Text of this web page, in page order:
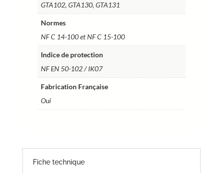
GTA102, GTA130, GTA131
Normes
NF C 14-100 et NF C 15-100
Indice de protection
NF EN 50-102 / IK07
Fabrication Française
Oui
Fiche technique